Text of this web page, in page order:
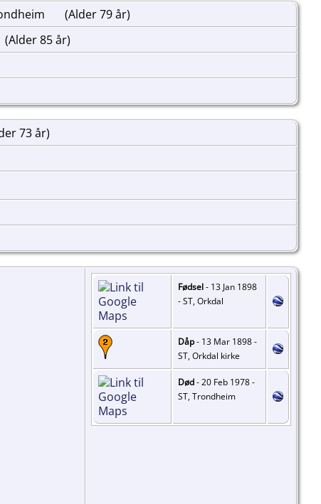
(Alder 79 år)
(Alder 85 år)
73 år)
Fødsel- 13 Jan 1898
- ST, Orkdal
Dåp- 13 Mar 1898 -
ST, Orkdal kirke
Død- 20 Feb 1978 -
ST, Trondheim